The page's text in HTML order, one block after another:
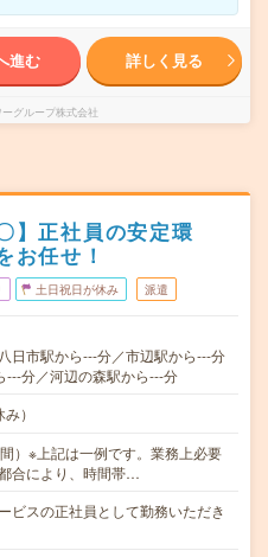
進む 詳しく見る
グループ株式会社
】正社員の安定環
お任せ！
土日祝日が休み 派遣
日市駅から---分／市辺駅から---分
---分／河辺の森駅から---分
）
）※上記は一例です。業務上必要
合により、時間帯…
ビスの正社員として勤務いただき